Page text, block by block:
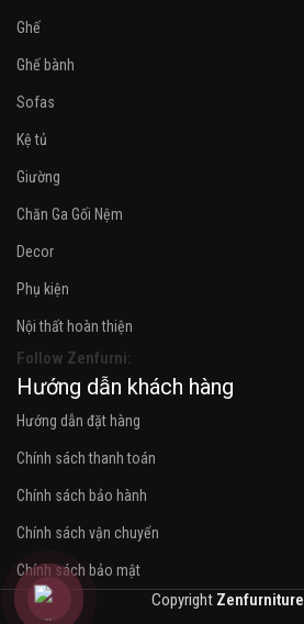
Ghế
Ghế bành
Sofas
Kệ tủ
Giường
Chăn Ga Gối Nệm
Decor
Phụ kiện
Nội thất hoàn thiện
Follow Zenfurni:
Hướng dẫn khách hàng
Hướng dẫn đặt hàng
Chính sách thanh toán
Chính sách bảo hành
Chính sách vận chuyển
Chính sách bảo mật
Copyright Zenfurniture